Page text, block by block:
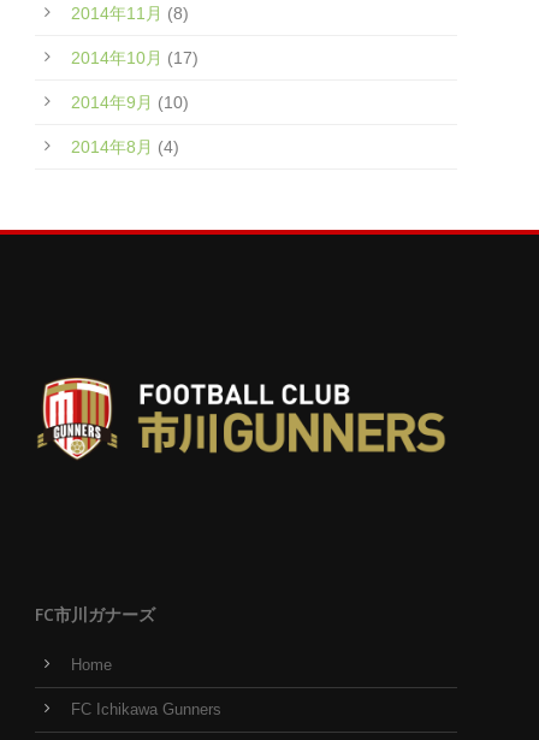
2014年11月 (8)
2014年10月 (17)
2014年9月 (10)
2014年8月 (4)
FC市川ガナーズ
Home
FC Ichikawa Gunners